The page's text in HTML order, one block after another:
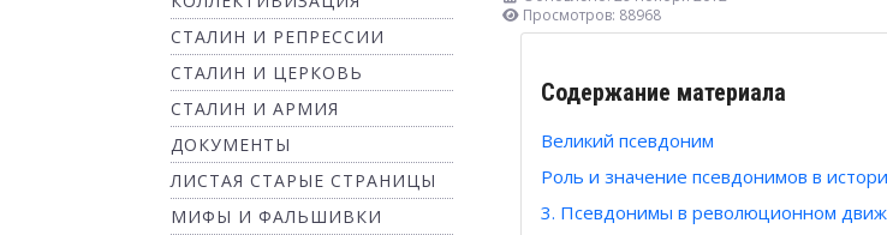
СТАЛИН И РЕПРЕССИИ
СТАЛИН И ЦЕРКОВЬ
СТАЛИН И АРМИЯ
ДОКУМЕНТЫ
ЛИСТАЯ СТАРЫЕ СТРАНИЦЫ
МИФЫ И ФАЛЬШИВКИ
Просмотров: 88968
Содержание материала
Великий псевдоним
Роль и значение псевдонимов в
3. Псевдонимы в революционном